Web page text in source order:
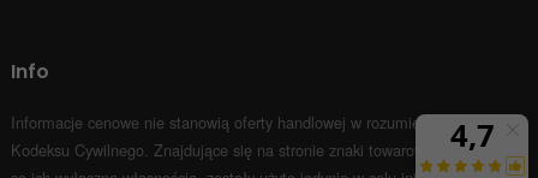
Info
Informacje cenowe nie stanowią oferty handlowej w rozumieniu Art.66 par.1
Kodeksu Cywilnego. Znajdujące się na stronie znaki towarowe i nazwy firm